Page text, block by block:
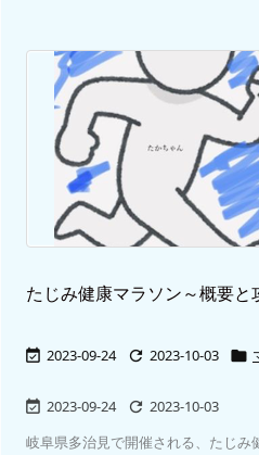
たじみ健康マラソン～概要と
 2023-09-24  2023-10-03 
 2023-09-24  2023-10-03
岐阜県多治見で開催される、たじみ